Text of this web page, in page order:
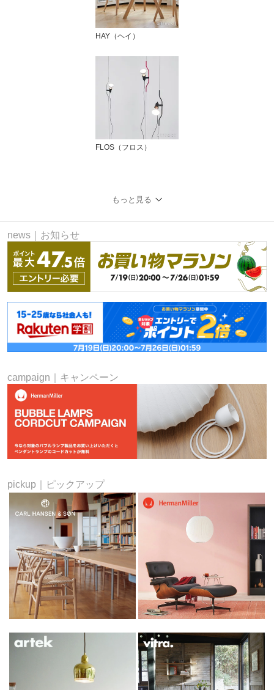
HAY（ヘイ）
FLOS（フロス）
もっと見る
news｜お知らせ
campaign｜キャンペーン
pickup｜ピックアップ